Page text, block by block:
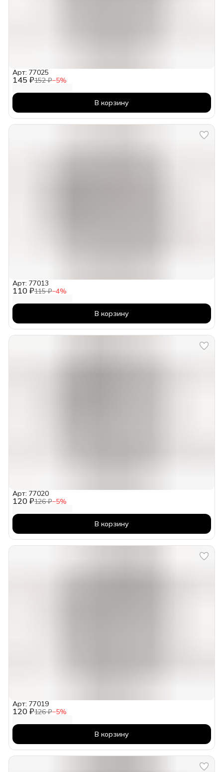
145 ₽152 ₽−5%
Арт: 77025
В корзину
110 ₽115 ₽−4%
Арт: 77013
В корзину
120 ₽126 ₽−5%
Арт: 77020
В корзину
120 ₽126 ₽−5%
Арт: 77019
В корзину